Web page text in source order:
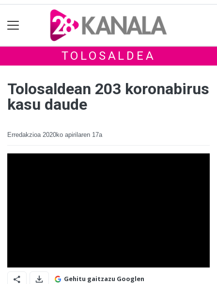
TOLOSALDEA
Tolosaldean 203 koronabirus
kasu daude
Erredakzioa 2020ko apirilaren 17a
Gehitu gaitzazu Googlen